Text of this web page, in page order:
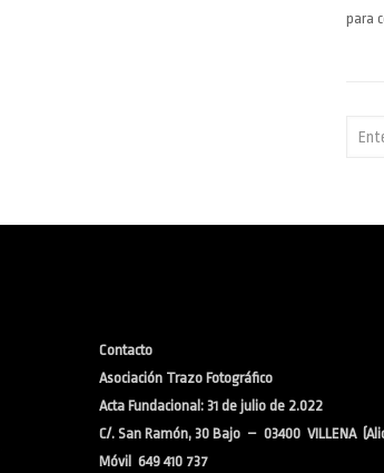
para
Contacto
Asociación Trazo Fotográfico
Acta Fundacional: 31 de julio de 2.022
C/. San Ramón, 30 Bajo – 03400 VILLENA
Móvil 649 410 737